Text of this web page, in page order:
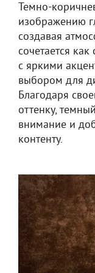
Темно-
изображению
создавая
сочетается
с яркими
выбором для
Благодаря
оттенку,
внимание и
контенту.